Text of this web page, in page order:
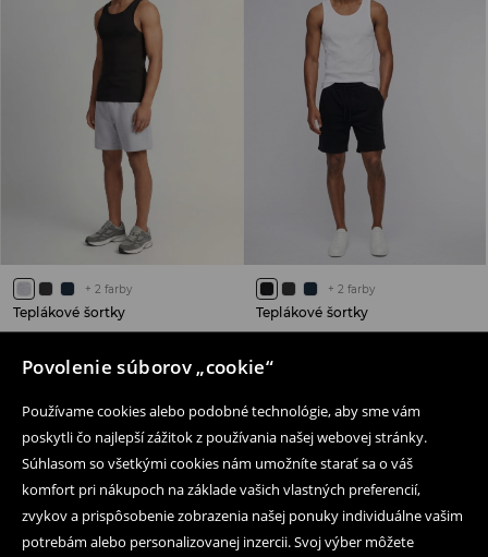
Povolenie súborov „cookie“
Používame cookies alebo podobné technológie, aby sme vám
poskytli čo najlepší zážitok z používania našej webovej stránky.
Súhlasom so všetkými cookies nám umožníte starať sa o váš
komfort pri nákupoch na základe vašich vlastných preferencií,
zvykov a prispôsobenie zobrazenia našej ponuky individuálne vašim
potrebám alebo personalizovanej inzercii. Svoj výber môžete
+ 2 farby
Teplákové šortky
+ 2 farby
Teplákové šortky
Následujte nás
Pomoc a kontakt